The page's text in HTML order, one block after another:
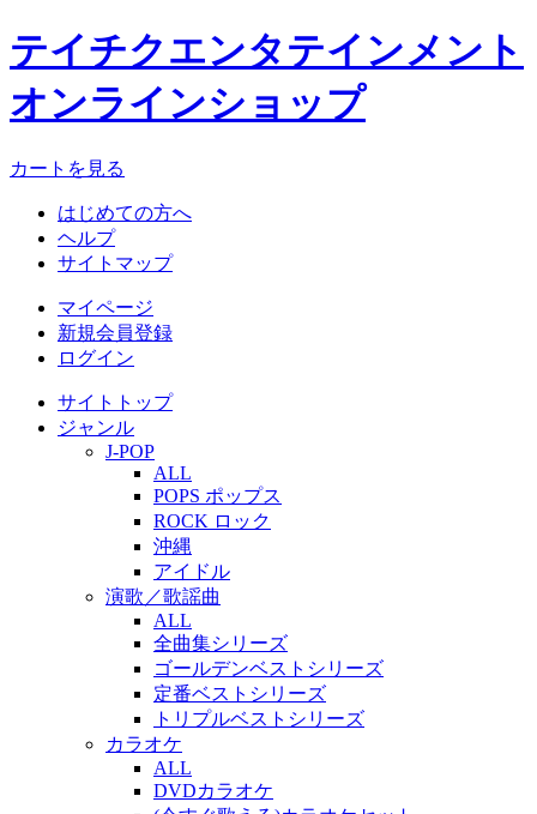
テイチクエンタテインメント
オンラインショップ
カートを見る
はじめての方へ
ヘルプ
サイトマップ
マイページ
新規会員登録
ログイン
サイトトップ
ジャンル
J-POP
ALL
POPS ポップス
ROCK ロック
沖縄
アイドル
演歌／歌謡曲
ALL
全曲集シリーズ
ゴールデンベストシリーズ
定番ベストシリーズ
トリプルベストシリーズ
カラオケ
ALL
DVDカラオケ